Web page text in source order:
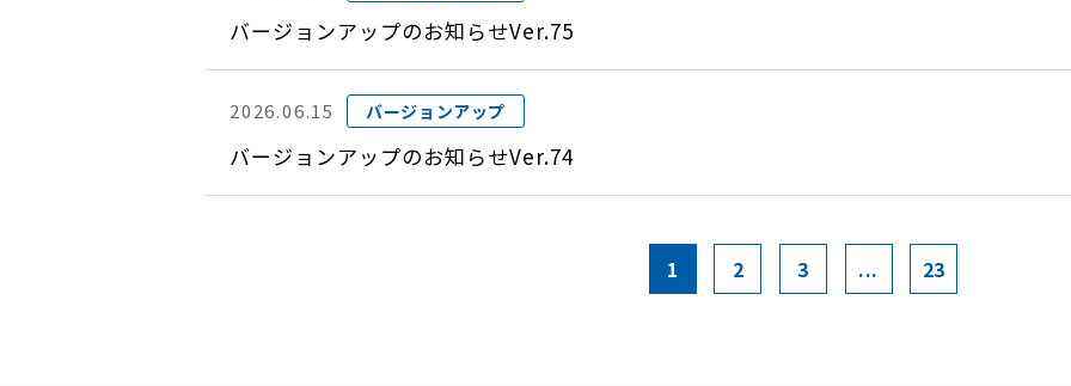
バージョンアップのお知らせVer.75
2026.06.15 バージョンアップ
バージョンアップのお知らせVer.74
1 2 3 ... 23